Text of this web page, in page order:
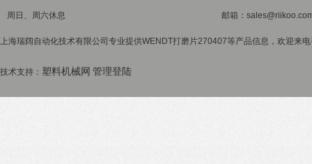
周日、周六休息 邮箱：
上海瑞阔自动化技术有限公司专业提供WENDT打磨片270407等产品信息，欢迎来
技术支持： 塑料机械网 管理登陆